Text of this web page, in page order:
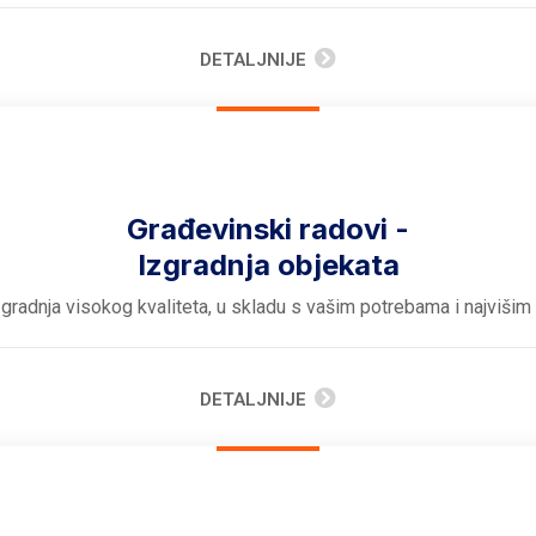
DETALJNIJE
Građevinski radovi -
Izgradnja objekata
visokog kvaliteta, u skladu s vašim potrebama i najvišim
DETALJNIJE